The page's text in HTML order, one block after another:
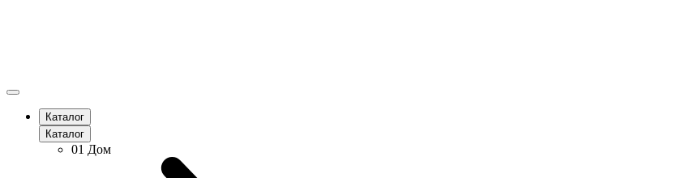
Каталог
Каталог
01 Дом